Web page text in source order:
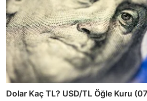
Dolar Kaç TL? USD/TL Öğle Kuru